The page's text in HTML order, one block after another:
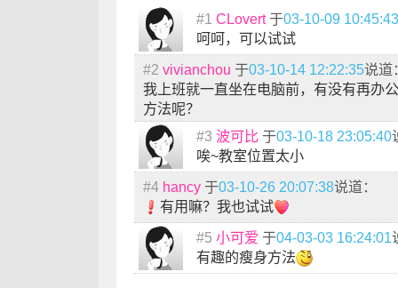
#1 CLovert于03-10-09 10:45:43
呵呵，可以试试
#2 vivianchou 于03-10-14 12:22:35说道
我上班就一直坐在电脑前，有没有再办
方法呢？
#3 波可比 于03-10-18 23:05:40
唉~教室位置太小
#4 hancy 于03-10-26 20:07:38说道：
有用嘛？我也试试
#5 小可爱 于04-03-03 16:24:01
有趣的瘦身方法